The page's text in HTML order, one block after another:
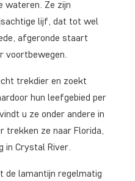
wateren. Ze zijn
lijf, dat tot wel
afgeronde staart
voortbewegen.
trekdier en zoekt
hun leefgebied per
u ze onder andere in
trekken ze naar Florida,
in Crystal River.
de lamantijn regelmatig